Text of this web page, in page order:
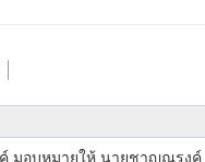
มอบหมายให้ นายชาญณร